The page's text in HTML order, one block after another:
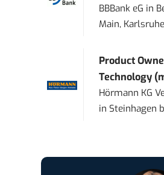
BBBank eG in
Main, Karlsruhe
Product
Technology
Hörmann KG
in Steinhagen